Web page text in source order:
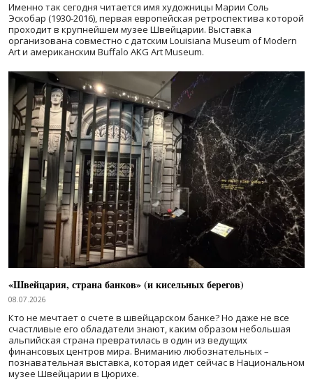
Именно так сегодня читается имя художницы Марии Соль
Эскобар (1930-2016), первая европейская ретроспектива которой
проходит в крупнейшем музее Швейцарии. Выставка
организована совместно с датским Louisiana Museum of Modern
Art и американским Buffalo AKG Art Museum.
«Швейцария, страна банков» (и кисельных берегов)
08.07.2026
Кто не мечтает о счете в швейцарском банке? Но даже не все
счастливые его обладатели знают, каким образом небольшая
альпийская страна превратилась в один из ведущих
финансовых центров мира. Вниманию любознательных –
познавательная выставка, которая идет сейчас в Национальном
музее Швейцарии в Цюрихе.